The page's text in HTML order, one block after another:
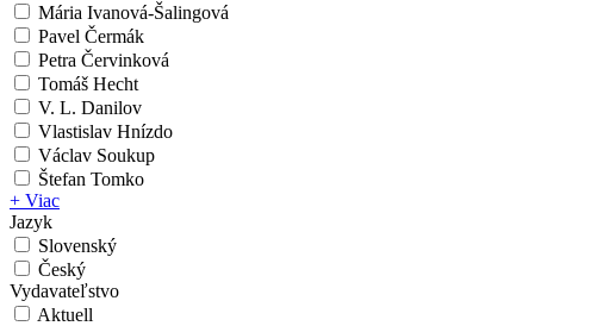
Mária Ivanová-Šalingová
Pavel Čermák
Petra Červinková
Tomáš Hecht
V. L. Danilov
Vlastislav Hnízdo
Václav Soukup
Štefan Tomko
+ Viac
Jazyk
Slovenský
Český
Vydavateľstvo
Aktuell